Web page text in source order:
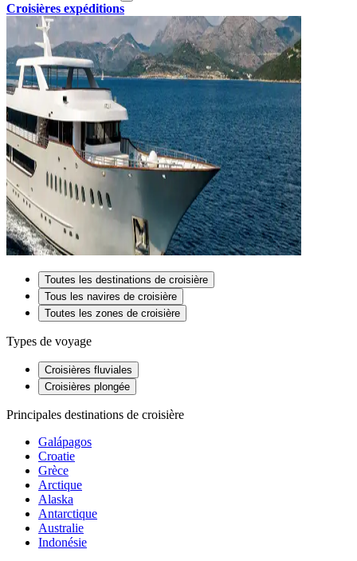
Croisières expéditions
Toutes les destinations de croisière
Tous les navires de croisière
Toutes les zones de croisière
Types de voyage
Croisières fluviales
Croisières plongée
Principales destinations de croisière
Galápagos
Croatie
Grèce
Arctique
Alaska
Antarctique
Australie
Indonésie